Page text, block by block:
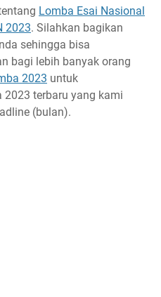
Lomba Esai Nasional
2023. Silahkan bagikan
sehingga bisa
bagi lebih banyak orang
2023 untuk
terbaru yang kami
(bulan).